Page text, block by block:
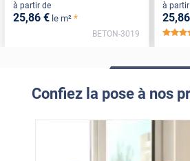
à partir de
25,86 € le m² *
BETON-3019
à
25,86
Confiez la pose à nos